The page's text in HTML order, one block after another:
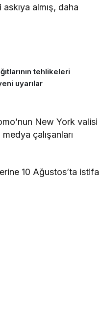
almış, daha
tehlikeleri
uyarılar
New York valisi
çalışanları
10 Ağustos’ta istifa